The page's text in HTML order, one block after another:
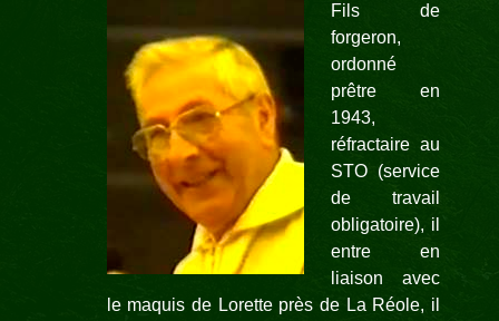
Fils de
forgeron,
ordonné
prêtre en
1943,
réfractaire au
STO (service
de travail
obligatoire), il
entre en
liaison avec
le maquis de Lorette près de La Réole, il